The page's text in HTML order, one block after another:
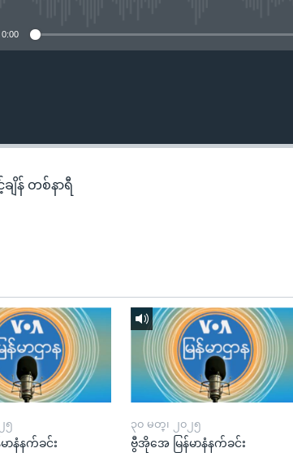
0:00
ျိန် တစ်နာရီ
၅
ာနံနက်ခင်း
၃၀ မတ္၊ ၂၀၂၅
ဗွီအိုအေ မြန်မာနံနက်ခင်း